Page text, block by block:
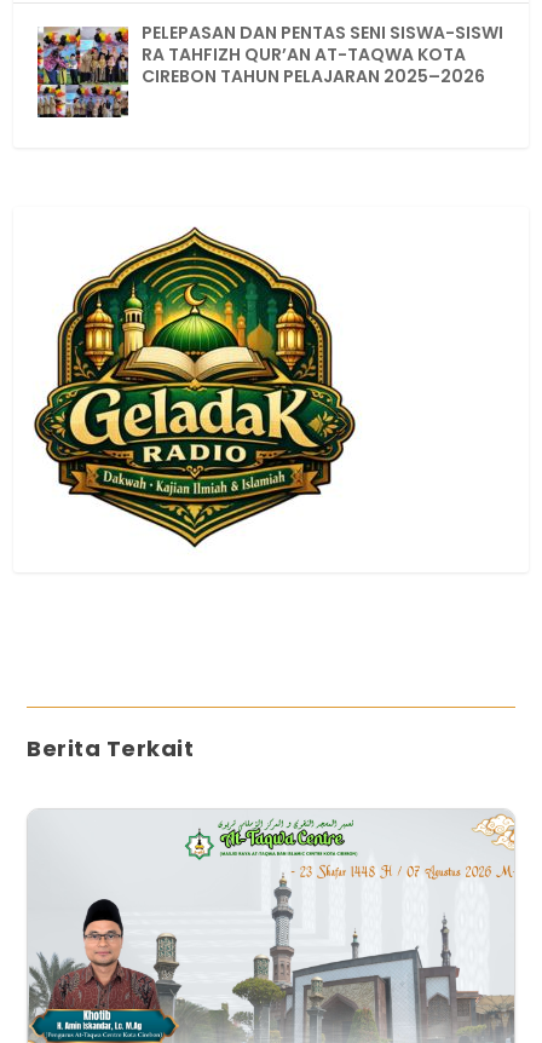
PELEPASAN DAN PENTAS SENI SISWA-SISWI
RA TAHFIZH QUR’AN AT-TAQWA KOTA
CIREBON TAHUN PELAJARAN 2025–2026
Berita Terkait